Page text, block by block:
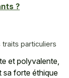
?
particuliers
et polyvalente,
sa forte éthique